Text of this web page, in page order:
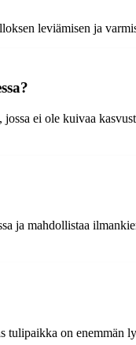
leviämisen ja
ei ole kuivaa
ja mahdollistaa
on